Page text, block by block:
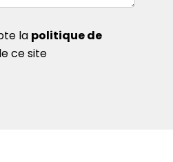
la politique de
ce site